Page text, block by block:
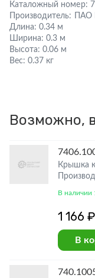
Каталожный номер:
Производитель:
Длина: 0.34 м
Ширина: 0.3 м
Высота: 0.06 м
Вес: 0.37 кг
Возможно,
Крышка
В наличии
1 166 ₽
В